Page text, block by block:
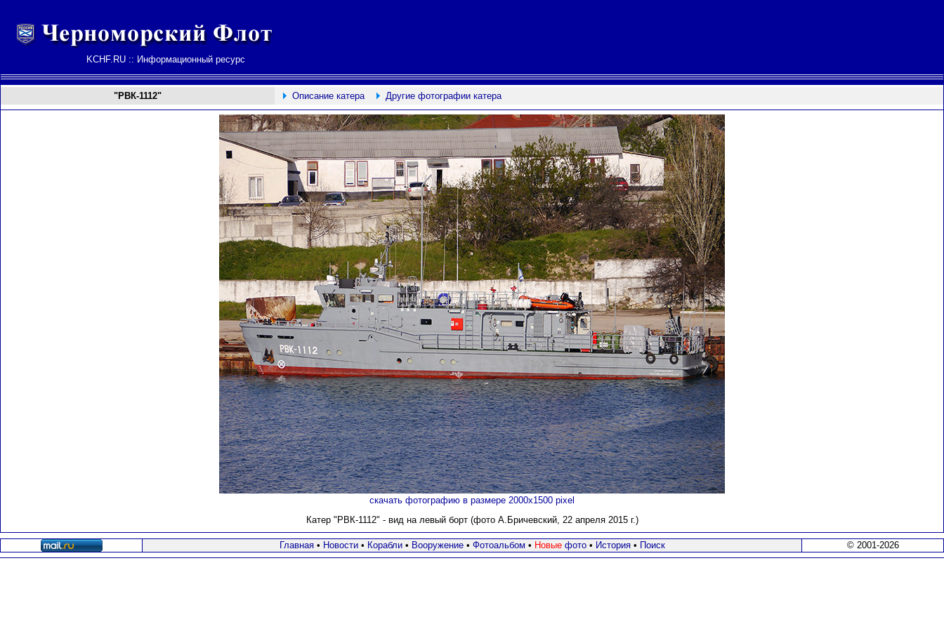
KCHF.RU :: Информационный ресурс
"РВК-1112" Описание катера Другие фотографии катера
скачать фотографию в размере 2000х1500 pixel
Катер "РВК-1112" - вид на левый борт (фото А.Бричевский, 22 апреля 2015 г.)
Главная• Новости• Корабли• Вооружение • Фотоальбом • Новыефото • История• Поиск © 2001-2026